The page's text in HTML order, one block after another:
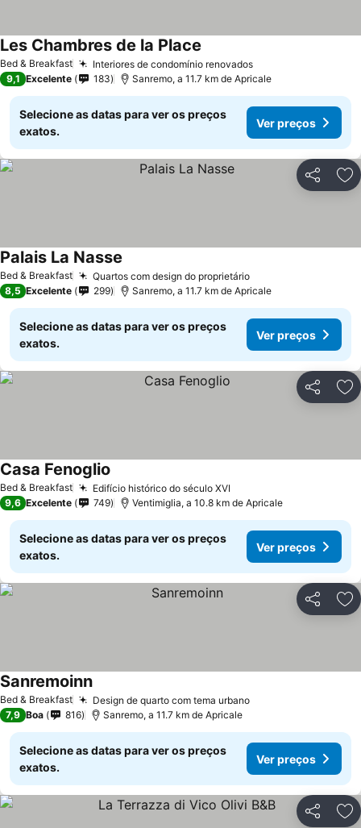
Bed & Breakfast Interiores de condomínio renovadosVer preços
Les Chambres de la Place
9,1 Excelente 183 Sanremo, a 11.7 km de Apricale
Selecione as datas para ver os preços
exatos.
Ver preços
Partilhar
Bed & Breakfast Quartos com design do proprietárioVer preços
Palais La Nasse
8,5 Excelente 299 Sanremo, a 11.7 km de Apricale
Selecione as datas para ver os preços
exatos.
Ver preços
Partilhar
Bed & Breakfast Edifício histórico do século XVIVer preços
Casa Fenoglio
9,6 Excelente 749 Ventimiglia, a 10.8 km de Apricale
Selecione as datas para ver os preços
exatos.
Ver preços
Partilhar
Bed & Breakfast Design de quarto com tema urbanoVer preços
SanremoinnVer preços
7,9 Boa 816 Sanremo, a 11.7 km de Apricale
Selecione as datas para ver os preços
exatos.
Ver preços
Partilhar